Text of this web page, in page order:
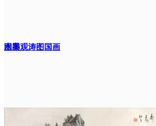
图案
水墨观涛图国画